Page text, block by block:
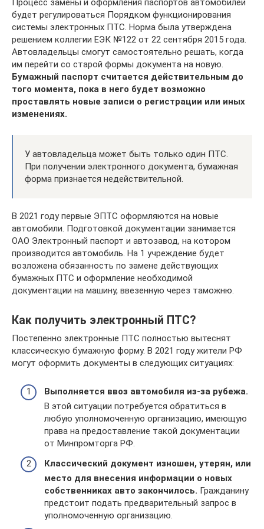
Процесс замены и оформления паспортов автомобилей
будет регулироваться Порядком функционирования
системы электронных ПТС. Норма была утверждена
решением коллегии ЕЭК №122 от 22 сентября 2015 года.
Автовладельцы смогут самостоятельно решать, когда
им перейти со старой формы документа на новую.
Бумажный паспорт считается действительным до
того момента, пока в него будет возможно
проставлять новые записи о регистрации или иных
изменениях.
У автовладельца может быть только один ПТС.
При получении электронного документа, бумажная
форма признается недействительной.
В 2021 году первые ЭПТС оформляются на новые
автомобили. Подготовкой документации занимается
ОАО Электронный паспорт и автозавод, на котором
производится автомобиль. На 1 учреждение будет
возложена обязанность по замене действующих
бумажных ПТС и оформление необходимой
документации на машину, ввезенную через таможню.
Как получить электронный ПТС?
Постепенно электронные ПТС полностью вытеснят
классическую бумажную форму. В 2021 году жители РФ
могут оформить документы в следующих ситуациях:
Выполняется ввоз автомобиля из-за рубежа.
В этой ситуации потребуется обратиться в
любую уполномоченную организацию, имеющую
права на предоставление такой документации
от Минпромторга РФ.
Классический документ изношен, утерян, или
место для внесения информации о новых
собственниках авто закончилось. Гражданину
предстоит подать предварительный запрос в
уполномоченную организацию.